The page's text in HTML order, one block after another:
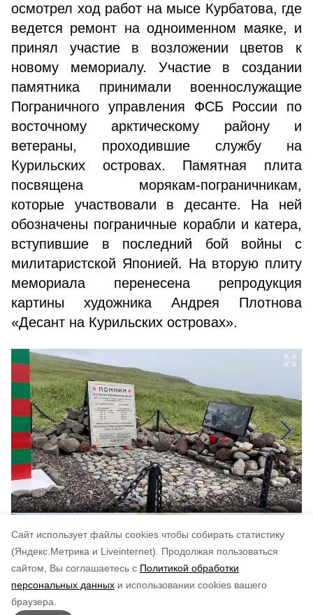
Cайт использует файлы cookies чтобы собирать статистику
(Яндекс.Метрика и Liveinternet).
Продолжая пользоваться
сайтом, Вы соглашаетесь с Политикой обработки
персональных данных и использовании cookies вашего
браузера.
осмотрел ход работ на мысе Курбатова, где
ведется ремонт на одноименном маяке, и
принял участие в возложении цветов к
новому мемориалу. Участие в создании
памятника принимали военнослужащие
Пограничного управления ФСБ России по
восточному арктическому району и
ветераны, проходившие службу на
Курильских островах. Памятная плита
посвящена морякам-пограничникам,
которые участвовали в десанте. На ней
обозначены пограничные корабли и катера,
вступившие в последний бой войны с
милитаристской Японией. На вторую плиту
мемориала перенесена репродукция
картины художника Андрея Плотнова
«Десант на Курильских островах».
по оценке
5